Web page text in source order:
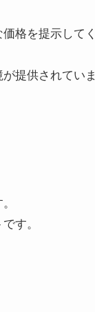
格を提示してく
提供されていま
す。